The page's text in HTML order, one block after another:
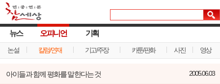
뉴스 오피니언
논설 칼럼/연재 기고/주장 카툰/판화 사진 영상
기획
아이들과 함께 평화를 말한다는 것 2005.06.03